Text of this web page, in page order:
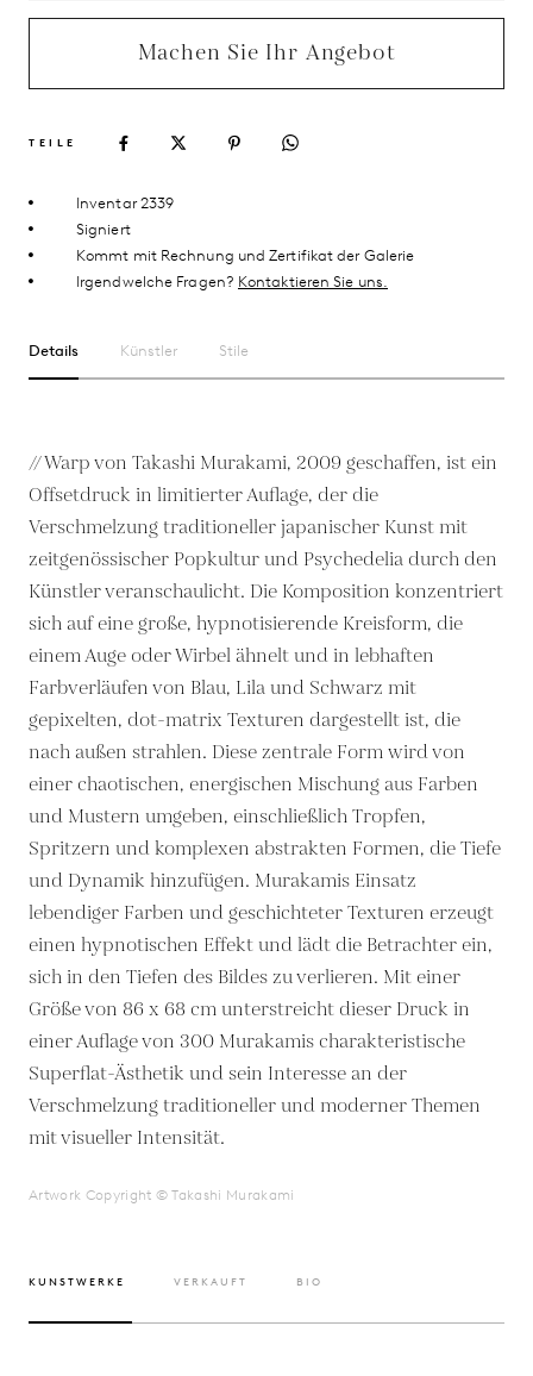
Machen Sie Ihr Angebot
TEILE
Inventar 2339
Signiert
Kommt mit Rechnung und Zertifikat der Galerie
Irgendwelche Fragen? Kontaktieren Sie uns.
Details Künstler Stile
// Warp von Takashi Murakami, 2009 geschaffen, ist ein
Offsetdruck in limitierter Auflage, der die
Verschmelzung traditioneller japanischer Kunst mit
zeitgenössischer Popkultur und Psychedelia durch den
Künstler veranschaulicht. Die Komposition konzentriert
sich auf eine große, hypnotisierende Kreisform, die
einem Auge oder Wirbel ähnelt und in lebhaften
Farbverläufen von Blau, Lila und Schwarz mit
gepixelten, dot-matrix Texturen dargestellt ist, die
nach außen strahlen. Diese zentrale Form wird von
einer chaotischen, energischen Mischung aus Farben
und Mustern umgeben, einschließlich Tropfen,
Spritzern und komplexen abstrakten Formen, die Tiefe
und Dynamik hinzufügen. Murakamis Einsatz
lebendiger Farben und geschichteter Texturen erzeugt
einen hypnotischen Effekt und lädt die Betrachter ein,
sich in den Tiefen des Bildes zu verlieren. Mit einer
Größe von 86 x 68 cm unterstreicht dieser Druck in
einer Auflage von 300 Murakamis charakteristische
Superflat-Ästhetik und sein Interesse an der
Verschmelzung traditioneller und moderner Themen
mit visueller Intensität.
Artwork Copyright © Takashi Murakami
KUNSTWERKE VERKAUFT BIO